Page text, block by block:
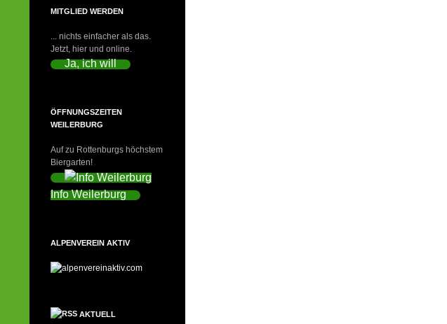
MITGLIED WERDEN
... nichts einfacher als das.
Jetzt, hier und online.
Ja, ich will
ÖFFNUNGSZEITEN
WEILERBURG
Auf zu Rottenburgs höchstem
Biergarten!
Info Weilerburg
ALPENVEREIN AKTIV
AKTUELL